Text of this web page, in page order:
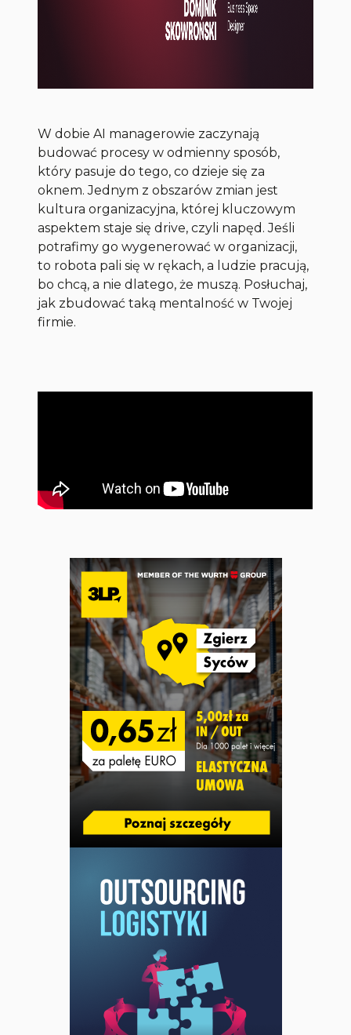
W dobie AI managerowie zaczynają
budować procesy w odmienny sposób,
który pasuje do tego, co dzieje się za
oknem. Jednym z obszarów zmian jest
kultura organizacyjna, której kluczowym
aspektem staje się drive, czyli napęd. Jeśli
potrafimy go wygenerować w organizacji,
to robota pali się w rękach, a ludzie pracują,
bo chcą, a nie dlatego, że muszą. Posłuchaj,
jak zbudować taką mentalność w Twojej
firmie.